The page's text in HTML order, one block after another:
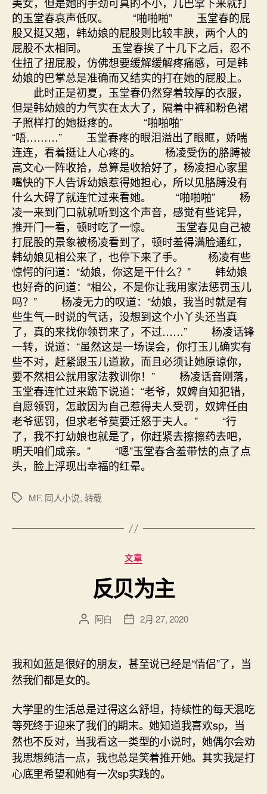
的玉堂春哀声低叹。 “啪啪啪” 玉堂春的屁
股又挺又翘，韩幼娘的屁股则比较丰腴，两个人的
屁股不太相同。 玉堂春挨了十几下之后，忍不
住扭了扭屁股，仿佛想要缓解缓解疼痛感，可是韩
幼娘的巴掌总是准确而又结实的打在她的屁股上。
此时正是初夏，玉堂春仍然穿着较厚的衣服，
但是韩幼娘的力气实在太大了，隔着中裤和粉色裙
子照样打的她挺疼的。 “啪啪啪”
“唔………” 玉堂春疼的眼泪溢出了眼眶，娇喘
连连，看着挺让人心疼的。 杨凌受伤的胳膊被
高文心一阵收拾，总算是收拾好了，杨凌担心家里
嘴快的下人告诉幼娘惹得她担心，所以见胳膊没有
什么大碍了就连忙过来看她。 “啪啪啪” 杨
凌一来到门口就就听到这个声音，感觉有些诧异，
推开门一看，顿时吃了一惊。 玉堂春见自己被
打屁股的景象被杨凌看到了，顿时羞得满脸通红，
韩幼娘见相公来了，也停下来了手。 杨凌有些
惊愕的问道：“幼娘，你这是干什么？” 韩幼娘
也好奇的问道：“相公，不是你让我用家法惩罚玉儿
吗？” 杨凌无力的叹道：“幼娘，我当时就是有
些生气一时说的气话，没想到这个小丫头还当真
了，真的来找你领罚来了，不过……” 杨凌话锋
一转，说道：“虽然这是一场误会，你打玉儿确实有
些不对，赶紧跟玉儿道歉，而且必须让她原谅你，
要不然相公就用家法教训你！” 杨凌话音刚落，
玉堂春连忙过来跪下说道：“老爷，奴婢自知犯错，
自愿领罚，怎敢因为自己惹得夫人受罚，奴婢任由
老爷惩罚，但求老爷莫要迁怒于夫人。” “行
了，我不打幼娘也就是了，你赶紧去擦擦药去吧，
明天咱们成亲。” “嗯”玉堂春含羞带怯的点了点
头，脸上浮现出幸福的红晕。
标
MF, 同人小说, 转载
分
类
文章
反贝为主
文
者
阿白
发
期
2月 27, 2020
我和如蓝是很好的朋友，甚至说已经是“情侣”了，当
然我们都是女的。
大学里的生活总是过得这么舒坦，持续性的每天混吃
等死终于迎来了我们的期末。她知道我喜欢sp，当
然也不反对，当我看这一类型的小说时，她偶尔会劝
我思想纯洁一点，我也总是笑着推开她。其实我是打
心底里希望和她有一次sp实践的。